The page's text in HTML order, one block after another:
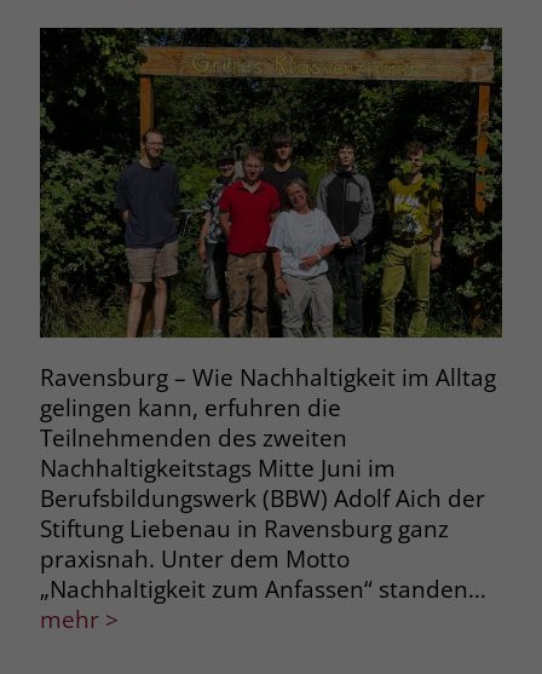
Ravensburg – Wie Nachhaltigkeit im Alltag
gelingen kann, erfuhren die
Teilnehmenden des zweiten
Nachhaltigkeitstags Mitte Juni im
Berufsbildungswerk (BBW) Adolf Aich der
Stiftung Liebenau in Ravensburg ganz
praxisnah. Unter dem Motto
„Nachhaltigkeit zum Anfassen“ standen…
mehr >